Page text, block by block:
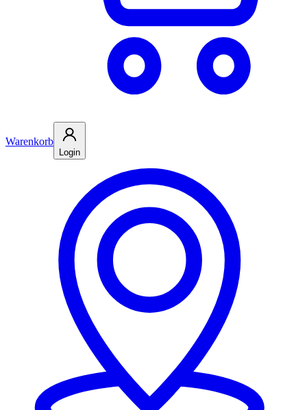
Warenkorb
Login